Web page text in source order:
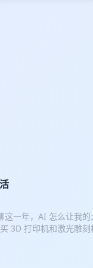
一年，AI 怎么让我的
3D 打印机和激光雕
不盲目追求规模。如
我这一年的碎片思考